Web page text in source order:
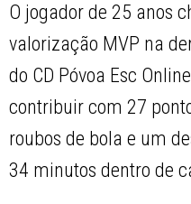
O jogador de 25 anos
valorização MVP na
do CD Póvoa Esc
contribuir com 27
roubos de bola e um
34 minutos dentro de